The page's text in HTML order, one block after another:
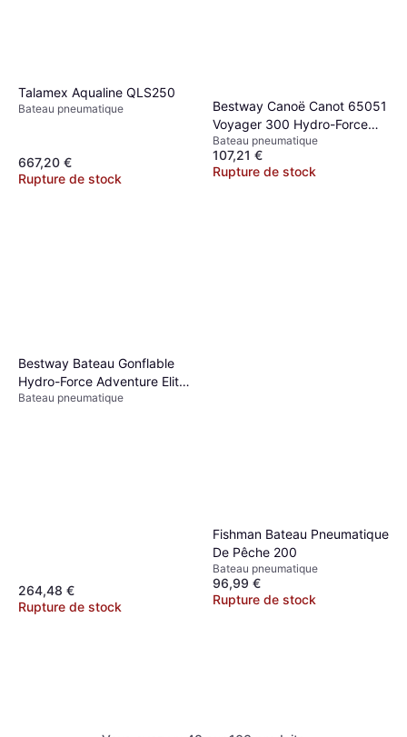
Talamex Aqualine QLS250
Bateau pneumatique
667,20 €
Rupture de stock
Bestway Canoë Canot 65051
Voyager 300 Hydro-Force
canot 2 places gonflable
Bateau pneumatique
107,21 €
Rupture de stock
Bestway Bateau Gonflable
Hydro-Force Adventure Elite
X5
Bateau pneumatique
264,48 €
Rupture de stock
Fishman Bateau Pneumatique
De Pêche 200
Bateau pneumatique
96,99 €
Rupture de stock